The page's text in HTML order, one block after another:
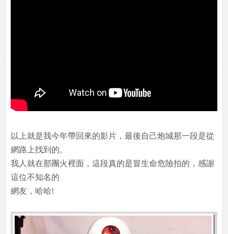
以上就是我今年帶回來的影片，最後自己炮城那一段是從
網路上找到的。
我人就在那團火裡面，這段真的是冒生命危險拍的，感謝
這位不知名的
網友，哈哈!